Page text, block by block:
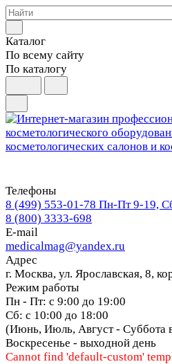
Каталог
По всему сайту
По каталогу
Телефоны
8 (499) 553-01-78 Пн-Пт 9-19,
8 (800) 3333-698
E-mail
medicalmag@yandex.ru
Адрес
г. Москва, ул. Ярославская, 8,
Режим работы
Пн - Пт: с 9:00 до 19:00
Сб: с 10:00 до 18:00
(Июнь, Июль, Август - Суббота
Воскресенье - выходной день
Cannot find 'default-custom'